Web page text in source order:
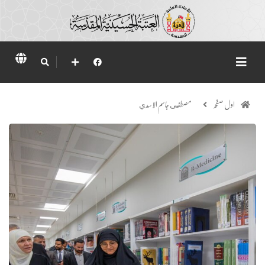
اول صفحہ مصطفى جاسم الاسدي